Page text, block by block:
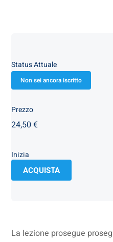
Status Attuale
Non sei ancora iscritto
Prezzo
24,50 €
Inizia
ACQUISTA
La lezione prosegue